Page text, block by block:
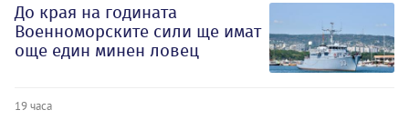
До края на годината
Военноморските сили ще имат
още един минен ловец
19 часа